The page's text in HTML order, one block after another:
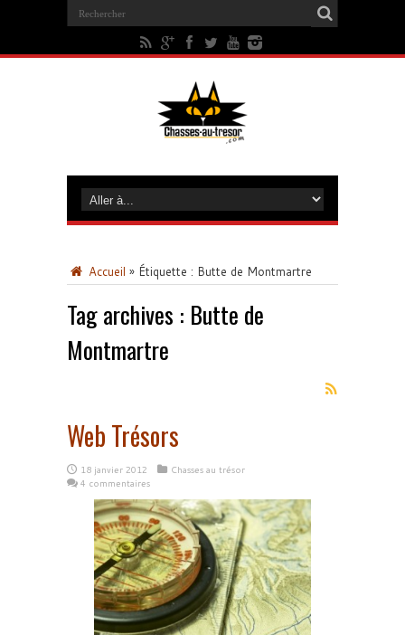
Accueil » Étiquette : Butte de Montmartre
Tag archives : Butte de
Montmartre
Web Trésors
18 janvier 2012
Chasses au trésor
4 commentaires